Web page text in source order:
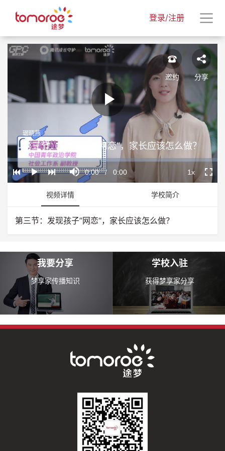
登录/注册
Play
Video
Play
Mute
Current
0:00 / Duration
0:00
Loaded:
0%
Progress:
0%
Playback
Rate
1x
琚晓燕
第三节：发现孩子”网恋“，家长应该怎么做？
邀约 分享
视频详情 学校简介
第三节：发现孩子”网恋“，家长应该怎么做？
我要分享
梦享家传播知识
学校入驻
获得梦享家分享